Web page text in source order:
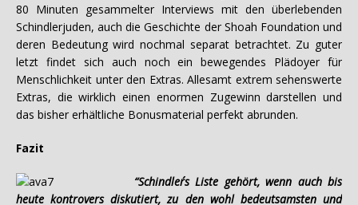
80 Minuten gesammelter Interviews mit den überlebenden
Schindlerjuden, auch die Geschichte der Shoah Foundation und
deren Bedeutung wird nochmal separat betrachtet. Zu guter
letzt findet sich auch noch ein bewegendes Plädoyer für
Menschlichkeit unter den Extras. Allesamt extrem sehenswerte
Extras, die wirklich einen enormen Zugewinn darstellen und
das bisher erhältliche Bonusmaterial perfekt abrunden.
Fazit
“Schindler´s Liste gehört, wenn auch bis
heute kontrovers diskutiert, zu den wohl bedeutsamsten und